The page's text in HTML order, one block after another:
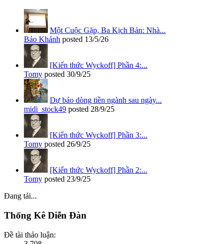
Một Cuộc Gặp, Ba Kịch Bản: Nhà...
Bảo Khánh posted 13/5/26
[Kiến thức Wyckoff] Phần 4:...
Tomy posted 30/9/25
Dự báo dòng tiền ngành sau ngày...
midi_stock49 posted 28/9/25
[Kiến thức Wyckoff] Phần 3:...
Tomy posted 26/9/25
[Kiến thức Wyckoff] Phần 2:...
Tomy posted 23/9/25
Đang tải...
Thống Kê Diễn Đàn
Đề tài thảo luận: